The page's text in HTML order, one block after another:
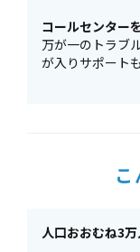
コールセンター
万が一のトラブ
が入りサポート
人口おおむね3